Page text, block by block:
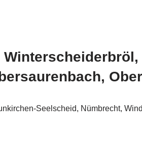
Seelscheid, Nümbrecht,